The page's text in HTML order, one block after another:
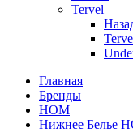
Tervel
Главная
Бренды
HOM
Нижнее Белье